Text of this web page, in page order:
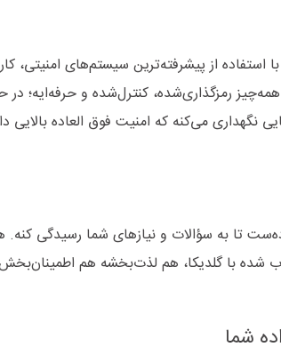
از پیشرفته‌ترین سیستم‌های امنیتی،
رمزگذاری‌شده، کنترل‌شده و حرفه‌ایه؛
نگهداری می‌کنه که امنیت فوق العاده بالایی
تا به سؤالات و نیازهای شما رسیدگی کنه.
شده با گلدیکا، هم لذت‌بخشه هم
شما